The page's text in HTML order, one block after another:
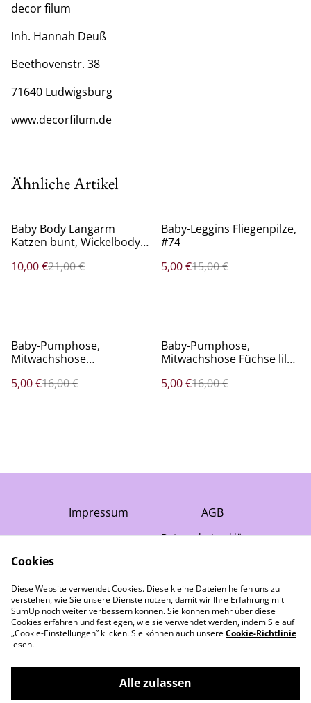
decor filum
Inh. Hannah Deuß
Beethovenstr. 38
71640 Ludwigsburg
www.decorfilum.de
Ähnliche Artikel
%
Baby Body Langarm
Katzen bunt, Wickelbody,
10,00 €21,00 €
%
Baby-Leggins Fliegenpilze,
#74
5,00 €15,00 €
%
Baby-Pumphose,
Mitwachshose
5,00 €16,00 €
%
Baby-Pumphose,
Mitwachshose Füchse lila,
5,00 €16,00 €
Impressum AGB
Datenschutzerklärung
Widerruf
Kontakt
Cookies
Diese Website verwendet Cookies. Diese kleine Dateien helfen uns zu
verstehen, wie Sie unsere Dienste nutzen, damit wir Ihre Erfahrung mit
SumUp noch weiter verbessern können. Sie können mehr über diese
Cookies erfahren und festlegen, wie sie verwendet werden, indem Sie auf
„Cookie-Einstellungen” klicken. Sie können auch unsereCookie-Richtlinie
lesen.
Alle zulassen